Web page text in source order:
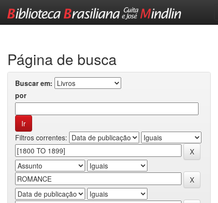
Página de busca
Buscar em:
por
Filtros correntes: